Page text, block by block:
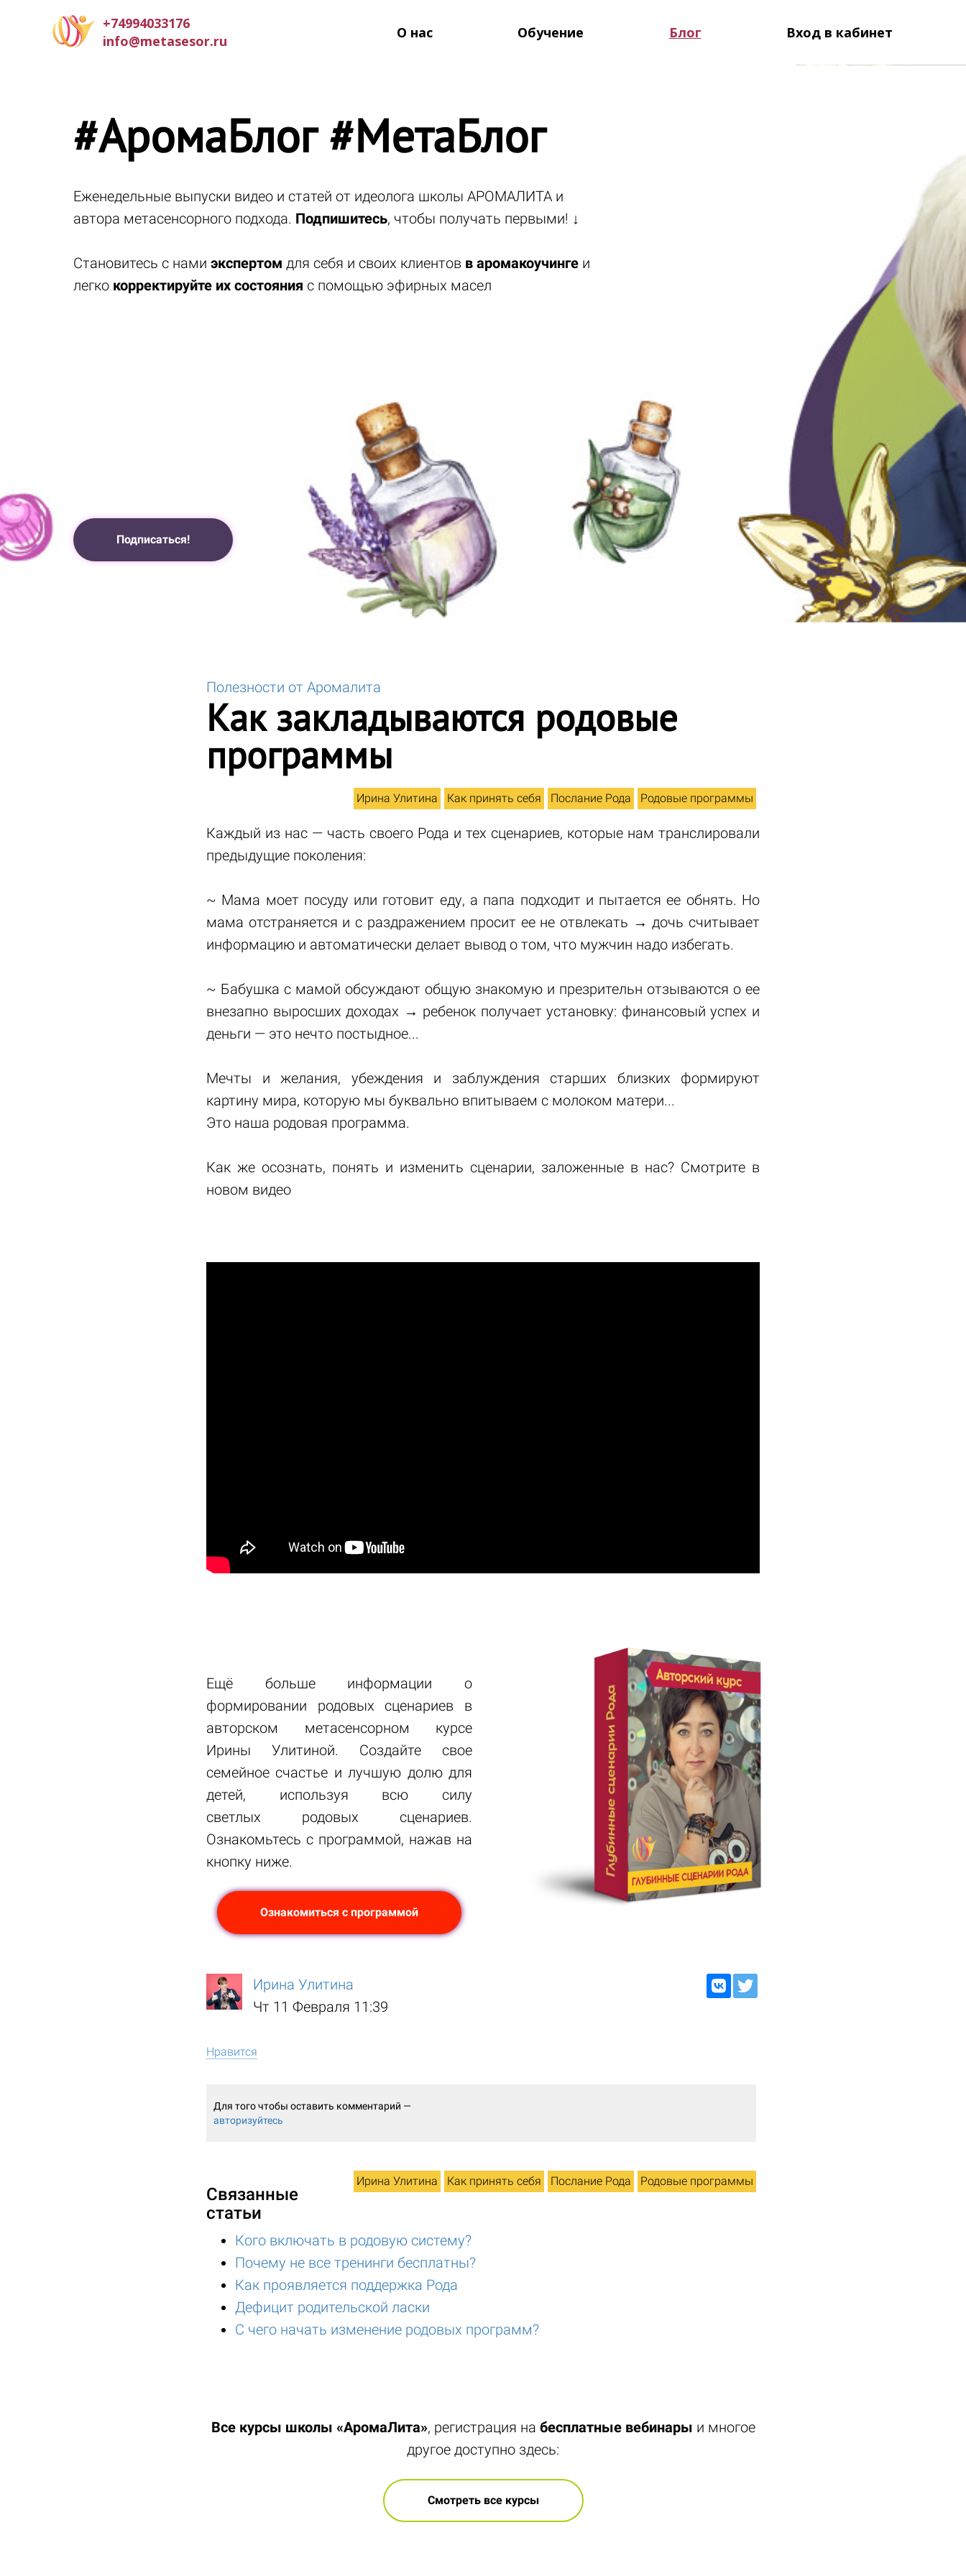
+74994033176
info@metasesor.ru
О нас Обучение Блог Вход в кабинет
#АромаБлог #МетаБлог
Еженедельные выпуски видео и статей от идеолога школы АРОМАЛИТА и
автора метасенсорного подхода. Подпишитесь, чтобы получать первыми! ↓
Становитесь с нами экспертом для себя и своих клиентов в аромакоучинге и
легко корректируйте их состояния с помощью эфирных масел
Подписаться!
Полезности от Аромалита
Как закладываются родовые
программы
Ирина Улитина Как принять себя Послание Рода Родовые программы
Каждый из нас — часть своего Рода и тех сценариев, которые нам транслировали
предыдущие поколения:
~ Мама моет посуду или готовит еду, а папа подходит и пытается ее обнять. Но
мама отстраняется и с раздражением просит ее не отвлекать → дочь считывает
информацию и автоматически делает вывод о том, что мужчин надо избегать.
~ Бабушка с мамой обсуждают общую знакомую и презрительн отзываются о ее
внезапно выросших доходах → ребенок получает установку: финансовый успех и
деньги — это нечто постыдное...
Мечты и желания, убеждения и заблуждения старших близких формируют
картину мира, которую мы буквально впитываем с молоком матери...
Это наша родовая программа.
Как же осознать, понять и изменить сценарии, заложенные в нас? Смотрите в
новом видео
Ещё больше информации о
формировании родовых сценариев в
авторском метасенсорном курсе
Ирины Улитиной. Создайте свое
семейное счастье и лучшую долю для
детей, используя всю силу
светлых родовых сценариев.
Ознакомьтесь с программой, нажав на
кнопку ниже.
Ознакомиться с программой
Ирина Улитина
Чт 11 Февраля 11:39
Нравится
Для того чтобы оставить комментарий —
авторизуйтесь
Ирина Улитина Как принять себя Послание Рода Родовые программы
Связанные
статьи
Кого включать в родовую систему?
Почему не все тренинги бесплатны?
Как проявляется поддержка Рода
Дефицит родительской ласки
С чего начать изменение родовых программ?
Все курсы школы «АромаЛита», регистрация на бесплатные вебинары и многое
другое доступно здесь:
Смотреть все курсы